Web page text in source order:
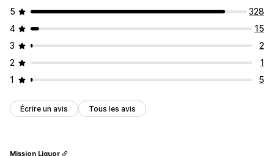
5
328
4
15
3
2
2
1
1
5
Écrire un avis Tous les avis
Mission Liquor